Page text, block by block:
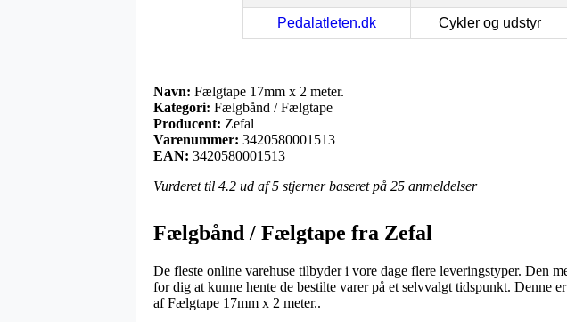
Pedalatleten.dk Cykler og udstyr
Navn: Fælgtape 17mm x 2 meter.
Kategori: Fælgbånd / Fælgtape
Producent: Zefal
Varenummer: 3420580001513
EAN: 3420580001513
Vurderet til 4.2 ud af 5 stjerner baseret på 25 anmeldelser
Fælgbånd / Fælgtape fra Zefal
De fleste online varehuse tilbyder i vore dage flere leveringstyper. Den
for dig at kunne hente de bestilte varer på et selvvalgt tidspunkt. Denne
af Fælgtape 17mm x 2 meter..